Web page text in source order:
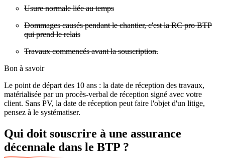
Usure normale liée au temps
Dommages causés pendant le chantier, c'est la RC pro BTP
qui prend le relais
Travaux commencés avant la souscription.
Bon à savoir
Le point de départ des 10 ans : la date de réception des travaux,
matérialisée par un procès-verbal de réception signé avec votre
client. Sans PV, la date de réception peut faire l'objet d'un litige,
pensez à le systématiser.
Qui doit souscrire à une assurance
décennale dans le BTP ?